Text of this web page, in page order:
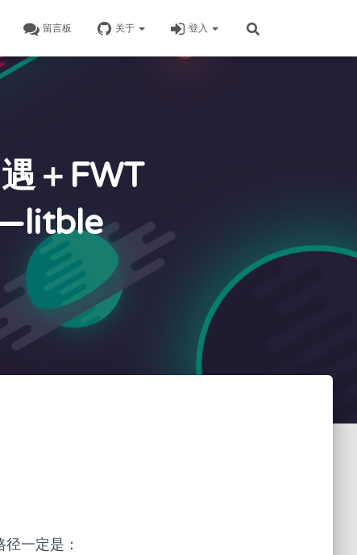
留言板 关于 登入
＋FWT
一定是：